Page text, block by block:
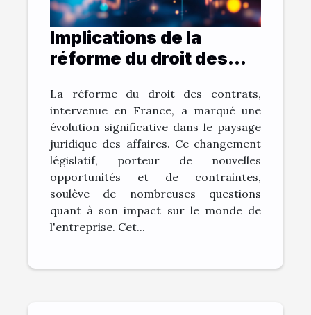
Implications de la
réforme du droit des
entreprises
La réforme du droit des contrats,
intervenue en France, a marqué une
évolution significative dans le paysage
juridique des affaires. Ce changement
législatif, porteur de nouvelles
opportunités et de contraintes,
soulève de nombreuses questions
quant à son impact sur le monde de
l'entreprise. Cet...